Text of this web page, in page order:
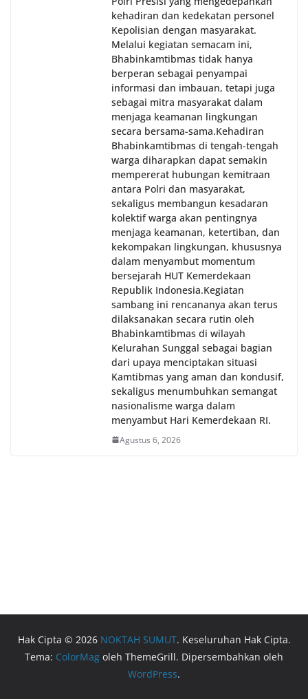
kehadiran dan kedekatan personel
Kepolisian dengan masyarakat.
Melalui kegiatan semacam ini,
Bhabinkamtibmas tidak hanya
berperan sebagai penyampai
informasi dan imbauan, tetapi juga
sebagai mitra masyarakat dalam
menjaga keamanan lingkungan
secara bersama-sama.‎‎Kehadiran
Bhabinkamtibmas di tengah-tengah
warga diharapkan dapat semakin
mempererat hubungan kemitraan
antara Polri dan masyarakat,
sekaligus membangun kesadaran
kolektif warga akan pentingnya
menjaga keamanan, ketertiban, dan
kekompakan lingkungan, khususnya
dalam menyambut momentum
bersejarah HUT Kemerdekaan
Republik Indonesia.‎Kegiatan
sambang ini rencananya akan terus
dilaksanakan secara rutin oleh
Bhabinkamtibmas di wilayah
Kelurahan Sunggal sebagai bagian
dari upaya menciptakan situasi
Kamtibmas yang aman dan kondusif,
sekaligus menumbuhkan semangat
nasionalisme warga dalam
menyambut Hari Kemerdekaan RI.
Agustus 6, 2026
Hak Cipta © 2026 NOKTAH SUMUT. Keseluruhan Hak Cipta.
Tema: ColorMag oleh ThemeGrill. Dipersembahkan oleh
WordPress.